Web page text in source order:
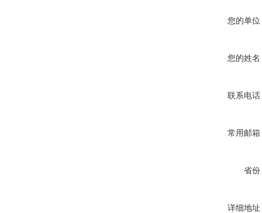
您的单位
您的姓名
联系电话
常用邮箱
省份
详细地址